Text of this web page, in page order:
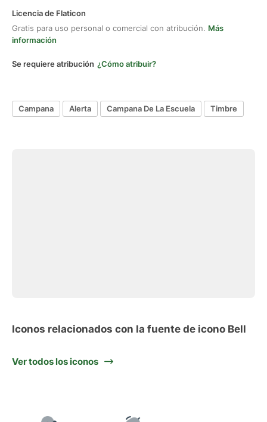
Licencia de Flaticon
Gratis para uso personal o comercial con atribución. Más
información
Se requiere atribución ¿Cómo atribuir?
Campana Alerta Campana De La Escuela Timbre
Iconos relacionados con la fuente de icono Bell
Ver todos los iconos